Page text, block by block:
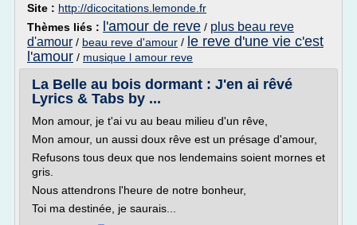
Site : http://dicocitations.lemonde.fr
Thèmes liés :
l'amour de reve / plus beau reve
d'amour / beau reve d'amour / le reve d'une vie c'est
l'amour / musique l amour reve
La Belle au bois dormant : J'en ai rêvé
Lyrics & Tabs by ...
Mon amour, je t'ai vu au beau milieu d'un rêve,
Mon amour, un aussi doux rêve est un présage d'amour,
Refusons tous deux que nos lendemains soient mornes et
gris.
Nous attendrons l'heure de notre bonheur,
Toi ma destinée, je saurais...